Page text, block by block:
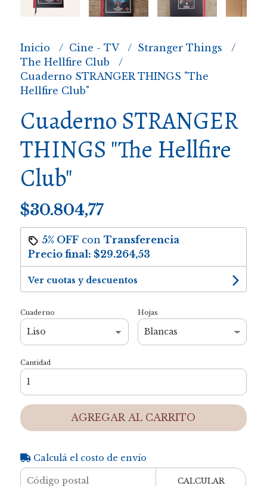
Inicio Cine - TV
Stranger Things
The Hellfire Club
Cuaderno STRANGER THINGS "The
Hellfire Club"
Cuaderno STRANGER
THINGS "The Hellfire
Club"
$30.804,77
5% OFFcon Transferencia
Precio final: $29.264,53
Ver cuotas y descuentos
Cuaderno Hojas
Cantidad
AGREGAR AL CARRITO
Calculá el costo de envío
CALCULAR